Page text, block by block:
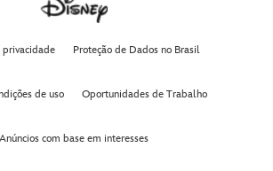
privacidade Proteção de Dados no Brasil
de uso Oportunidades de Trabalho
Anúncios com base em interesses